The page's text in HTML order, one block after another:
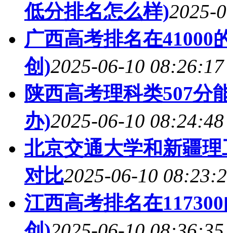
低分排名怎么样)2025-
广西高考排名在41000
创)2025-06-10 08:26:17
陕西高考理科类507分
办)2025-06-10 08:24:48
北京交通大学和新疆
对比2025-06-10
江西高考排名在